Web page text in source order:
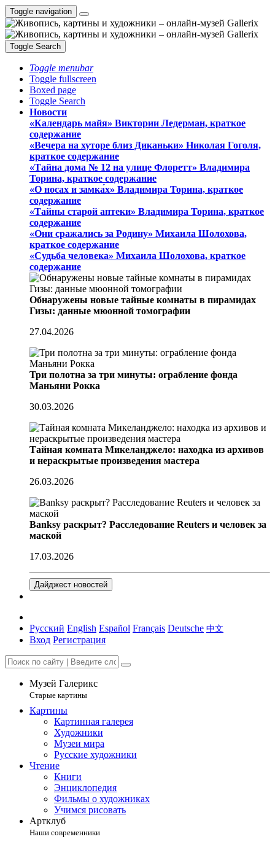
Toggle navigation
Toggle Search
Toggle menubar
Toggle fullscreen
Boxed page
Toggle Search
Новости
«Календарь майя» Виктории Ледерман, краткое
содержание
«Вечера на хуторе близ Диканьки» Николая Гоголя,
краткое содержание
«Тайна дома № 12 на улице Флоретт» Владимира
Торина, краткое содержание
«О носах и замка́х» Владимира Торина, краткое
содержание
«Тайны старой аптеки» Владимира Торина, краткое
содержание
«Они сражались за Родину» Михаила Шолохова,
краткое содержание
«Судьба человека» Михаила Шолохова, краткое
содержание
Обнаружены новые тайные комнаты в пирамидах
Гизы: данные мюонной томографии
27.04.2026
Три полотна за три минуты: ограбление фонда
Маньяни Рокка
30.03.2026
Тайная комната Микеланджело: находка из архивов
и нераскрытые произведения мастера
26.03.2026
Banksy раскрыт? Расследование Reuters и человек за
маской
17.03.2026
Дайджест новостей
Русский English Español Français Deutsche 中文
Вход Регистрация
Музей Галерикс
Старые картины
Картины
Картинная галерея
Художники
Музеи мира
Русские художники
Чтение
Книги
Энциклопедия
Фильмы о художниках
Учимся рисовать
Артклуб
Наши современники